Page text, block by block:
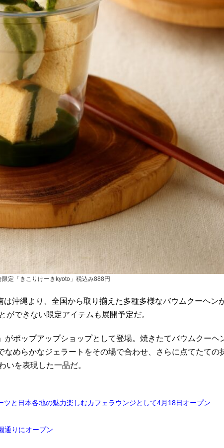
限定「きこりけーきkyoto」税込み888円
沖縄より、全国から取り揃えた多種多様なバウムクーヘン
できない限定アイテムも展開予定だ。
ポップアップショップとして登場。焼きたてバウムクーヘ
めらかなジェラートをその場で合わせ、さらに点てたての
いを表現した一品だ。
と日本各地の魅力楽しむカフェラウンジとして4月18日オープン
通りにオープン